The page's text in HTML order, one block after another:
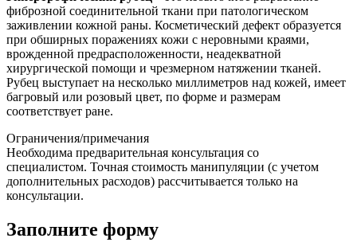
фиброзной соединительной ткани при патологическом
заживлении кожной раны. Косметический дефект образуется
при обширных поражениях кожи с неровными краями,
врожденной предрасположенности, неадекватной
хирургической помощи и чрезмерном натяжении тканей.
Рубец выступает на несколько миллиметров над кожей, имеет
багровый или розовый цвет, по форме и размерам
соответствует ране.
Ограничения/примечания
Необходима предварительная консультация со
специалистом. Точная стоимость манипуляции (с учетом
дополнительных расходов) рассчитывается только на
консультации.
Заполните форму